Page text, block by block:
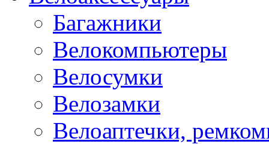
Багажники
Велокомпьютеры
Велосумки
Велозамки
Велоаптечки,